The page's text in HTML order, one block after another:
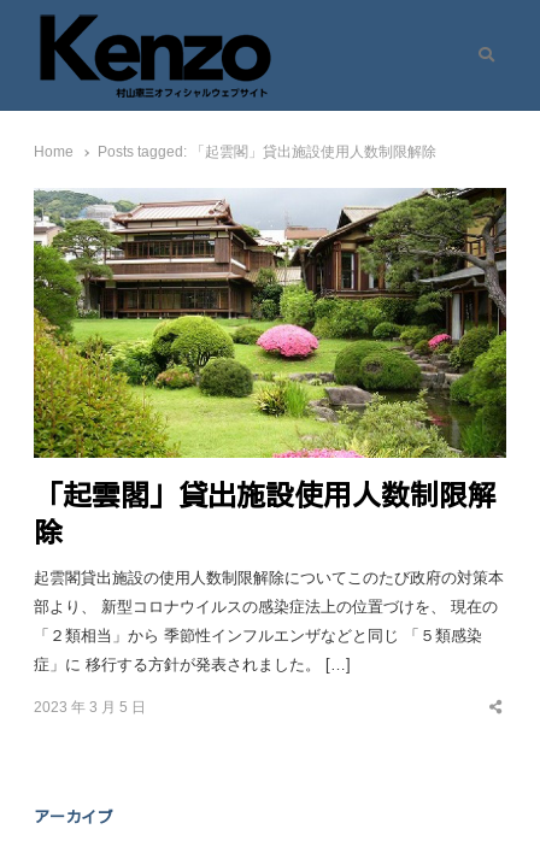
七転八起 – 村山憲三 Official Site
村山憲三ウェブサイト
Home Posts tagged: 「起雲閣」貸出施設使用人数制限解除
「起雲閣」貸出施設使用人数制限解
除
起雲閣貸出施設の使用人数制限解除についてこのたび政府の対策本
部より、 新型コロナウイルスの感染症法上の位置づけを、 現在の
「２類相当」から 季節性インフルエンザなどと同じ 「５類感染
症」に 移行する方針が発表されました。 […]
2023 年 3 月 5 日
Share
アーカイブ